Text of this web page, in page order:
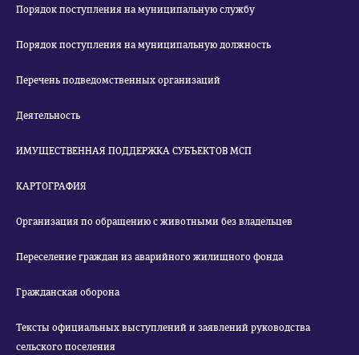
Порядок поступления на муниципальную службу
Порядок поступления на муниципальную должность
Перечень подведомственных организаций
Деятельность
ИМУЩЕСТВЕННАЯ ПОДДЕРЖКА СУБЪЕКТОВ МСП
КАРТОГРАФИЯ
Организация по обращению с животными без владельцев
Переселение граждан из аварийного жилищного фонда
Гражданская оборона
Тексты официальных выступлений и заявлений руководства
сельского поселения